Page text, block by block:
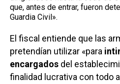
que, antes de entrar, fueron
Guardia Civil».
El fiscal entiende que las
pretendían utilizar «para
encargados del
finalidad lucrativa con todo